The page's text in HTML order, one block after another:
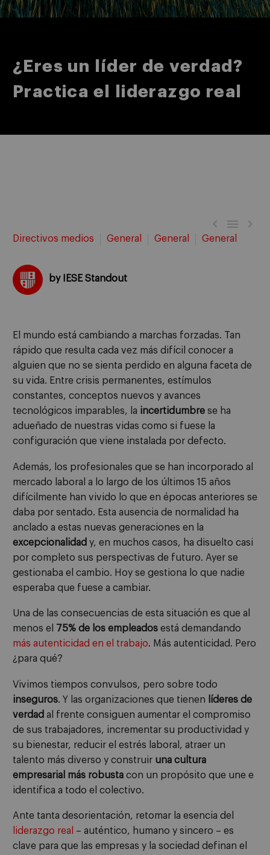
¿Eres un líder de verdad?
Practica el liderazgo real
  
Directivos medios General General General
by IESE Standout
El mundo está cambiando a marchas forzadas. Tan
rápido que resulta cada vez más difícil conocer a
alguien que no se sienta perdido en alguna faceta de
su vida. Entre crisis permanentes, estímulos
constantes, conceptos nuevos y avances
tecnológicos imparables, la incertidumbre se ha
adueñado de nuestras vidas como si fuese la
configuración que viene instalada por defecto.
Además, los profesionales que se han incorporado al
mercado laboral a lo largo de los últimos 15 años
difícilmente han vivido lo que en épocas anteriores se
daba por sentado. Esta ausencia de normalidad ha
anclado a estas nuevas generaciones en la
excepcionalidad y, en muchos casos, ha disuelto casi
por completo sus perspectivas de futuro. Ayer se
gestionaba el cambio. Hoy se gestiona lo que nadie
esperaba que fuese a cambiar.
Una de las consecuencias de esta situación es que al
menos el
75% de los empleados está demandando
más autenticidad en el trabajo. Más autenticidad. Pero
¿para qué?
Vivimos tiempos convulsos, pero sobre todo
inseguros. Y las organizaciones que tienen
líderes de
verdad al frente consiguen aumentar el compromiso
de sus trabajadores, incrementar su productividad y
su bienestar, reducir el estrés laboral, atraer un
talento más diverso y construir una cultura
empresarial más robusta con un propósito que une e
identifica a todo el colectivo.
Ante tanta desorientación, retomar la esencia del
liderazgo real
– auténtico, humano y sincero – es
clave para que las empresas y la sociedad definan el